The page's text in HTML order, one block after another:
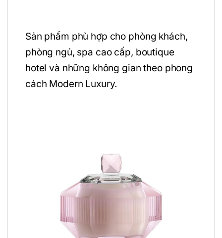
Sản phẩm phù hợp cho phòng khách,
phòng ngủ, spa cao cấp, boutique
hotel và những không gian theo phong
cách Modern Luxury.